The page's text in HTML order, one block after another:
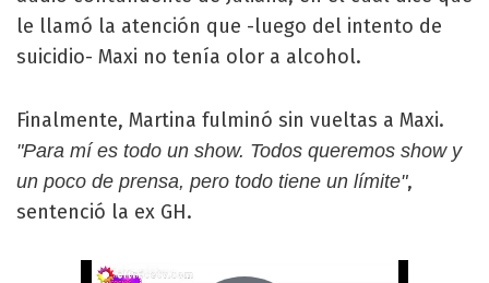
le llamó la atención que -luego del intento de
suicidio- Maxi no tenía olor a alcohol.
Finalmente, Martina fulminó sin vueltas a Maxi.
"Para mí es todo un show. Todos queremos show y
un poco de prensa, pero todo tiene un límite",
sentenció la ex GH.